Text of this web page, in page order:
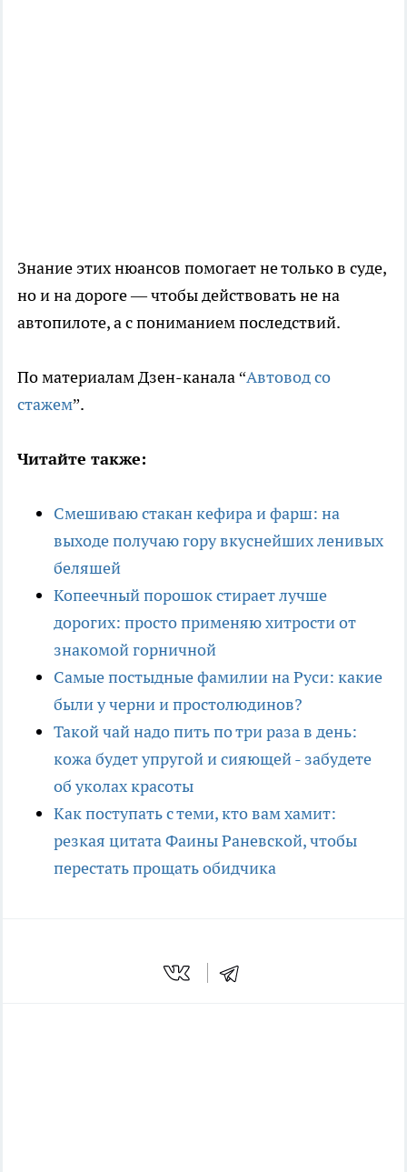
Знание этих нюансов помогает не только в суде,
но и на дороге — чтобы действовать не на
автопилоте, а с пониманием последствий.
По материалам Дзен-канала “Автовод со
стажем”.
Читайте также:
Смешиваю стакан кефира и фарш: на
выходе получаю гору вкуснейших ленивых
беляшей
Копеечный порошок стирает лучше
дорогих: просто применяю хитрости от
знакомой горничной
Самые постыдные фамилии на Руси: какие
были у черни и простолюдинов?
Такой чай надо пить по три раза в день:
кожа будет упругой и сияющей - забудете
об уколах красоты
Как поступать с теми, кто вам хамит:
резкая цитата Фаины Раневской, чтобы
перестать прощать обидчика